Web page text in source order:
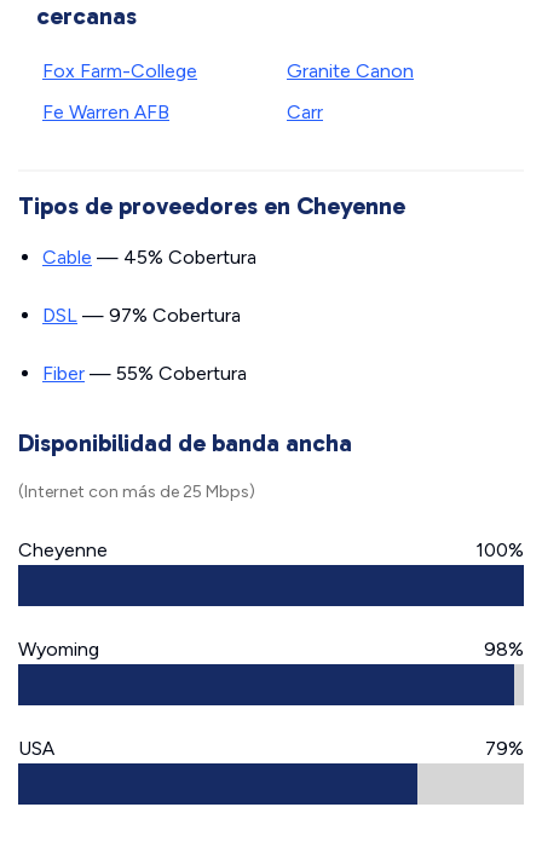
cercanas
Fox Farm-College
Fe Warren AFB
Granite Canon
Carr
Tipos de proveedores en Cheyenne
Cable — 45% Cobertura
DSL — 97% Cobertura
Fiber — 55% Cobertura
Disponibilidad de banda ancha
(Internet con más de 25 Mbps)
Cheyenne 100%
Wyoming 98%
USA 79%